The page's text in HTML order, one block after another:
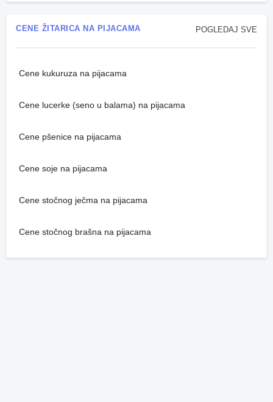
POGLEDAJ SVE
CENE ŽITARICA NA PIJACAMA
Cene kukuruza na pijacama
Cene lucerke (seno u balama) na pijacama
Cene pšenice na pijacama
Cene soje na pijacama
Cene stočnog ječma na pijacama
Cene stočnog brašna na pijacama